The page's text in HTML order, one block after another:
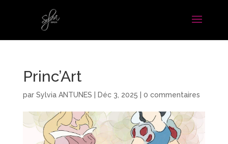
Princ’Art
par Sylvia ANTUNES Déc 3, 2025 0 commentaires